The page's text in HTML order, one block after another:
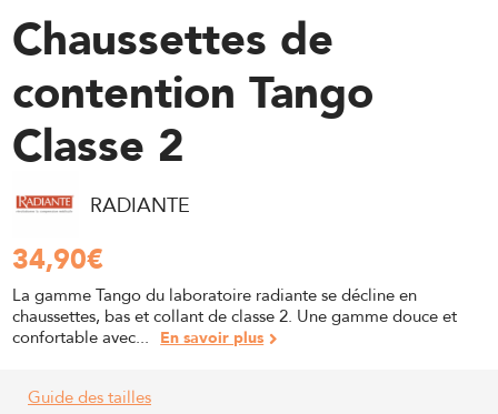
Chaussettes de
contention Tango
Classe 2
RADIANTE
34,90€
La gamme Tango du laboratoire radiante se décline en
chaussettes, bas et collant de classe 2. Une gamme douce et
confortable avec... En savoir plus
Guide des tailles